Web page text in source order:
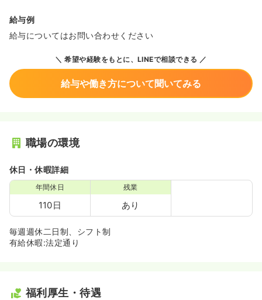
給与例
給与についてはお問い合わせください
希望や経験をもとに、LINEで相談できる
給与や働き方について聞いてみる
職場の環境
休日・休暇詳細
年間休日
110日
残業
あり
毎週週休二日制、シフト制
有給休暇:法定通り
福利厚生・待遇